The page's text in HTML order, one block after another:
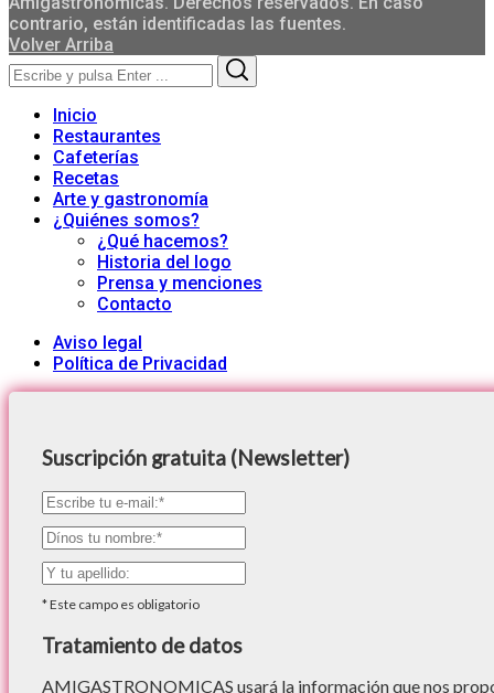
contrario, están identificadas las fuentes.
Volver Arriba
Search
for:
Inicio
Restaurantes
Cafeterías
Recetas
Arte y gastronomía
¿Quiénes somos?
¿Qué hacemos?
Historia del logo
Prensa y menciones
Contacto
Aviso legal
Política de Privacidad
Suscripción gratuita (Newsletter)
*Este campo es obligatorio
Tratamiento de datos
AMIGASTRONOMICAS usará la información que nos